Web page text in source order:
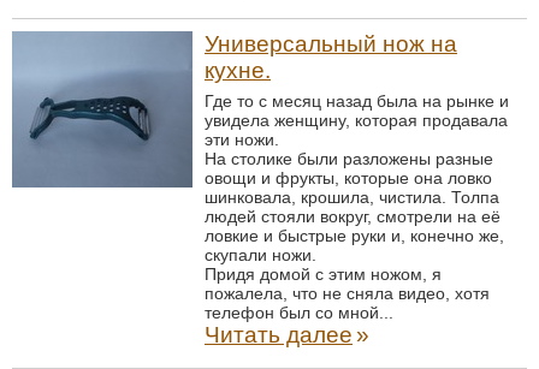
Универсальный нож на
кухне.
Где то с месяц назад была на рынке и
увидела женщину, которая продавала
эти ножи.
На столике были разложены разные
овощи и фрукты, которые она ловко
шинковала, крошила, чистила. Толпа
людей стояли вокруг, смотрели на её
ловкие и быстрые руки и, конечно же,
скупали ножи.
Придя домой с этим ножом, я
пожалела, что не сняла видео, хотя
телефон был со мной...
Читать далее»